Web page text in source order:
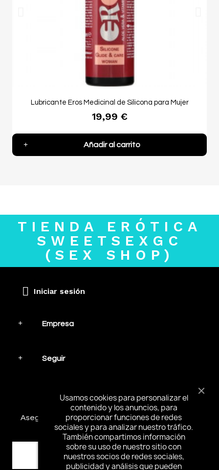
Lubricante Eros Medicinal de Silicona para Mujer
19,99 €
Añadir al carrito
TIENDA ERÓTICA
SWEETSEXGC
(SEX SHOP)
Iniciar sesión
Empresa
Seguir
Mantente en contacto
Asegúrese de suscribirse y recibir las noticias más
interesantes y ofertas especiales.
Usamos cookies para personalizar el
contenido y los anuncios, para
proporcionar funciones de redes
sociales y para analizar nuestro tráfico.
También compartimos información
sobre su uso de nuestro sitio con
nuestros socios de redes sociales,
publicidad y análisis que pueden